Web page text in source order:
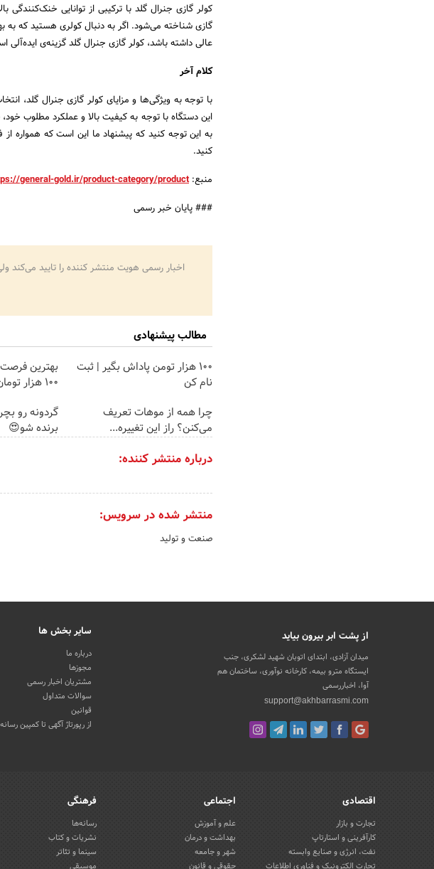
کولر گازی جنرال گلد با ترکیبی از توانایی خنک‌کنندگی
گازی شناخته می‌شود. اگر به دنبال کولری هستید که
عالی داشته باشد، کولر گازی جنرال گلد گزینه‌ی ایده‌آلی
کلام آخر
با توجه به ویژگی‌ها و مزایای کولر گازی جنرال گلد،
این دستگاه با توجه به کیفیت بالا و عملکرد مطلوب
به این توجه کنید که پیشنهاد ما این است که همواره
کنید.
منبع:general-gold.ir/product-category/product/
### پایان خبر رسمی
اخبار رسمی هویت منتشر کننده را تایید
مطالب پیشنهادی
100 هزار تومن پاداش بگیر | ثبت
نام کن
بهترین
100 هزار تومان طلا بخر‼️
چرا همه از موهات تعریف
می‌کنن؟ راز این تغییره...
برنده شو😍
درباره منتشر کننده:
منتشر شده در سرویس:
صنعت و تولید
از پشت ابر بیرون بیاید
میدان آزادی، ابتدای اتوبان شهید لشکری، جنب
ایستگاه مترو بیمه، کارخانه نوآوری، ساختمان هم
آوا، اخباررسمی
support@akhbarrasmi.com
سایر بخش ها
درباره ما
مجوزها
مشتریان اخبار رسمی
سوالات متداول
قوانین
از رپورتاژ آگهی تا کمپین
اقتصادی
تجارت و بازار
کارآفرینی و استارتاپ
نفت، انرژی و صنایع وابسته
تجارت الکترونیک و فناوری اطلاعات
اجتماعی
علم و آموزش
بهداشت و درمان
شهر و جامعه
حقوقی و قانون
فرهنگی
رسانه‌ها
نشریات و کتاب
سینما و تئاتر
موسیقی